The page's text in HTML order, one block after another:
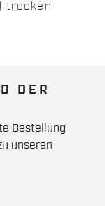
trocken
DER
Bestellung
unseren